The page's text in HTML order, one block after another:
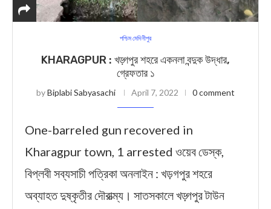
পশ্চিম মেদিনীপুর
KHARAGPUR : খড়্গপুর শহরে একনলা বন্দুক উদ্ধার,
গ্রেফতার ১
byBiplabi Sabyasachi April 7, 2022 0 comment
One-barreled gun recovered in
Kharagpur town, 1 arrested ওয়েব ডেস্ক,
বিপ্লবী সব্যসাচী পত্রিকা অনলাইন : খড়গপুর শহরে
অব্যাহত দুষ্কৃতীর দৌরাত্ম্য। সাতসকালে খড়্গপুর টাউন